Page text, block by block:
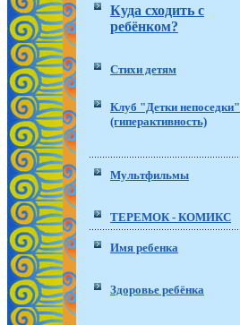
Куда сходить с
ребёнком?
Стихи детям
Клуб "Детки непоседки"
(гиперактивность)
Мультфильмы
ТЕРЕМОК - КОМИКС
Имя ребенка
Здоровье ребёнка